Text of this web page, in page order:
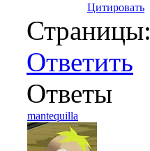
Цитировать
Страницы:
Ответить
Ответы
mantequilla